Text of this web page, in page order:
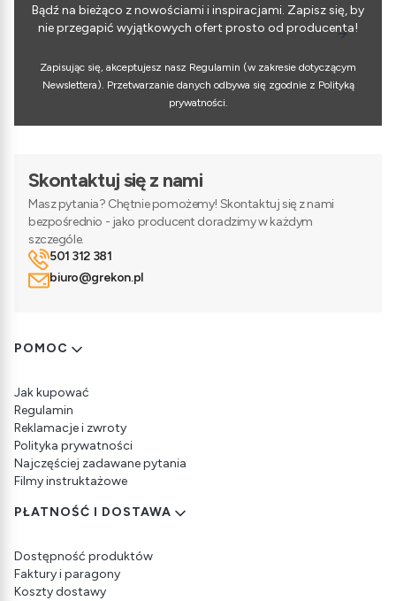
Bądź na bieżąco z nowościami i inspiracjami. Zapisz się, by
nie przegapić wyjątkowych ofert prosto od producenta!
Zapisując się, akceptujesz nasz Regulamin (w zakresie dotyczącym
Newslettera). Przetwarzanie danych odbywa się zgodnie z Polityką
prywatności.
Skontaktuj się z nami
Masz pytania? Chętnie pomożemy! Skontaktuj się z nami
bezpośrednio - jako producent doradzimy w każdym
szczególe.
501 312 381
biuro@grekon.pl
Linki w stopce
POMOC
Jak kupować
Regulamin
Reklamacje i zwroty
Polityka prywatności
Najczęściej zadawane pytania
Filmy instruktażowe
PŁATNOŚĆ I DOSTAWA
Dostępność produktów
Faktury i paragony
Koszty dostawy